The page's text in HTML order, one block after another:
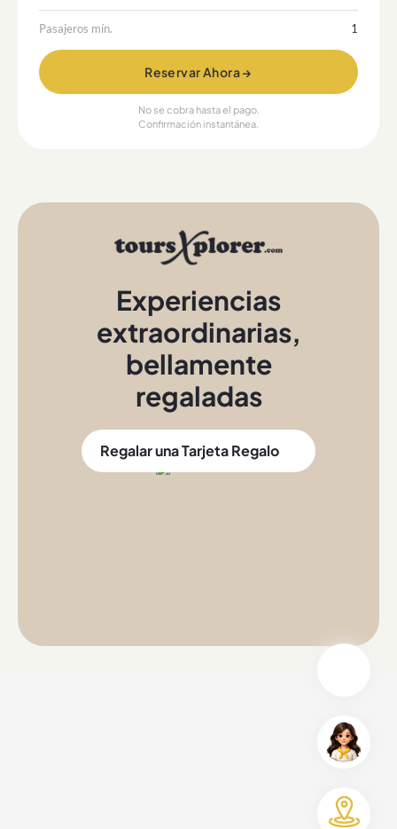
Pasajeros mín. 1
Reservar Ahora →
No se cobra hasta el pago.
Confirmación instantánea.
Experiencias
extraordinarias,
bellamente
regaladas
Regalar una Tarjeta Regalo